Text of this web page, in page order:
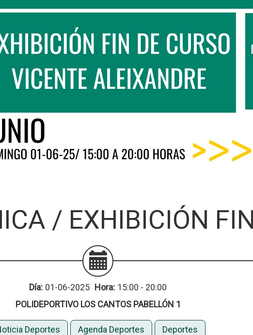
/ EXHIBICIÓN
Día: 01-06-2025 Hora: 15:00 - 20:00
POLIDEPORTIVO LOS CANTOS PABELLÓN 1
Deportes Agenda Deportes Deportes